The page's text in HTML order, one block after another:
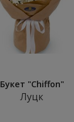
Букет "Chiffon"
Луцк